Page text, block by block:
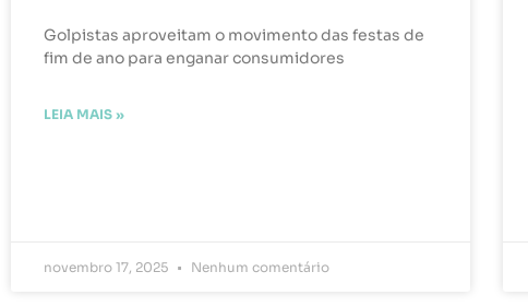
Golpistas aproveitam o movimento das festas de
fim de ano para enganar consumidores
LEIA MAIS »
novembro 17, 2025 Nenhum comentário